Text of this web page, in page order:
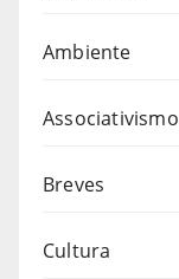
Ambiente
Associativismo
Breves
Cultura